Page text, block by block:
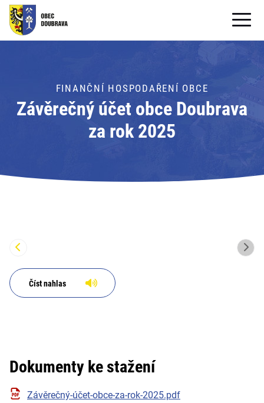
OBECNÍ ÚŘAD
PRO OBČANY
Formuláře ke stažení
PRO TURISTY
FINANČNÍ HOSPODAŘENÍ OBCE
Závěrečný účet obce Doubrava
za rok 2025
Číst nahlas
Dokumenty ke stažení
Závěrečný-účet-obce-za-rok-2025.pdf